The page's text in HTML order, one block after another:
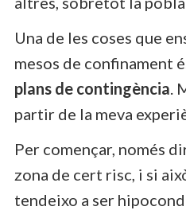
Una de les coses que
mesos de confinament
plans de contingència.
partir de la meva
Per començar, només
zona de cert risc, i si
tendeixo a ser